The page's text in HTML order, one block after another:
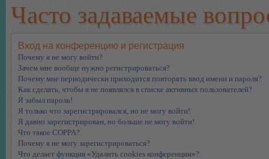
Часто задаваемые
Вход на конференцию и регистрация
Почему я не могу войти?
Зачем мне вообще нужно регистрироваться?
Почему мне периодически приходится повторять ввод имени и пароля?
Как сделать, чтобы я не появлялся в списке активных пользователей?
Я забыл пароль!
Я только что зарегистрировался, но не могу войти!
Я давно зарегистрирован, но больше не могу войти!
Что такое COPPA?
Почему я не могу зарегистрироваться?
Что делает функция «Удалить cookies конференции»?